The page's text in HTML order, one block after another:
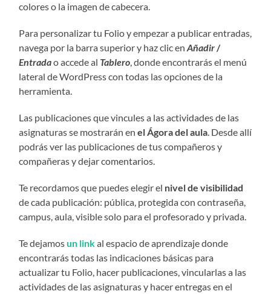
colores o la imagen de cabecera.
Para personalizar tu Folio y empezar a publicar entradas,
navega por la barra superior y haz clic enAñadir /
Entradao accede al Tablero, donde encontrarás el menú
lateral de WordPress con todas las opciones de la
herramienta.
Las publicaciones que vincules a las actividades de las
asignaturas se mostrarán enel Ágora del aula. Desde allí
podrás ver las publicaciones de tus compañeros y
compañeras y dejar comentarios.
Te recordamos que puedes elegir el nivel de visibilidad
de cada publicación: pública, protegida con contraseña,
campus, aula, visible solo para el profesorado y privada.
Te dejamosun linkal espacio de aprendizajedonde
encontrarás todas las indicaciones básicas para
actualizar tu Folio, hacer publicaciones, vincularlas a las
actividades de las asignaturas y hacer entregas en el